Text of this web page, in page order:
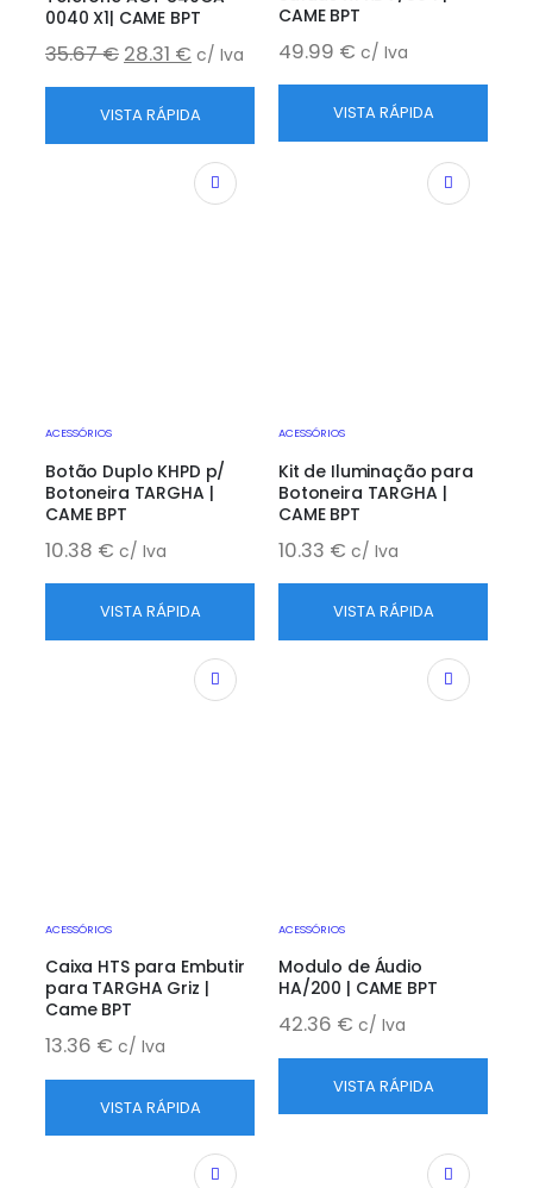
VISTA RÁPIDA
0040 X1| CAME BPT
35.67€ 28.31 € c/ Iva
VISTA RÁPIDA
CAME BPT
49.99 € c/ Iva
VISTA RÁPIDA
ACESSÓRIOS
Botão Duplo KHPD p/
Botoneira TARGHA |
CAME BPT
10.38 € c/ Iva
VISTA RÁPIDA
ACESSÓRIOS
Kit de Iluminação para
Botoneira TARGHA |
CAME BPT
10.33 € c/ Iva
VISTA RÁPIDA
ACESSÓRIOS
Caixa HTS para Embutir
para TARGHA Griz |
Came BPT
13.36 € c/ Iva
VISTA RÁPIDA
ACESSÓRIOS
Modulo de Áudio
HA/200 | CAME BPT
42.36 € c/ Iva